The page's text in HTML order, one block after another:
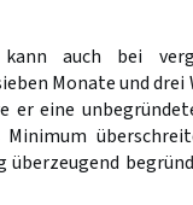
auch bei
Monate und drei
eine